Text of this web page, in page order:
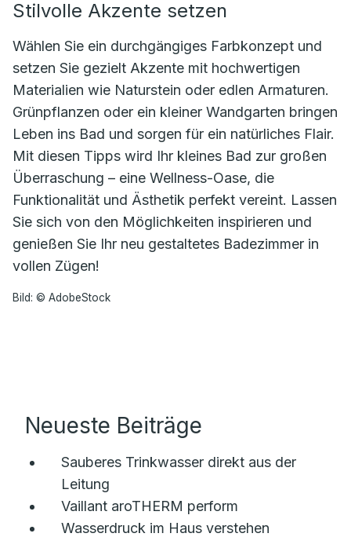
Stilvolle Akzente setzen
Wählen Sie ein durchgängiges Farbkonzept und
setzen Sie gezielt Akzente mit hochwertigen
Materialien wie Naturstein oder edlen Armaturen.
Grünpflanzen oder ein kleiner Wandgarten bringen
Leben ins Bad und sorgen für ein natürliches Flair.
Mit diesen Tipps wird Ihr kleines Bad zur großen
Überraschung – eine Wellness-Oase, die
Funktionalität und Ästhetik perfekt vereint. Lassen
Sie sich von den Möglichkeiten inspirieren und
genießen Sie Ihr neu gestaltetes Badezimmer in
vollen Zügen!
Bild: © AdobeStock
Neueste Beiträge
Sauberes Trinkwasser direkt aus der
Leitung
Vaillant aroTHERM perform
Wasserdruck im Haus verstehen